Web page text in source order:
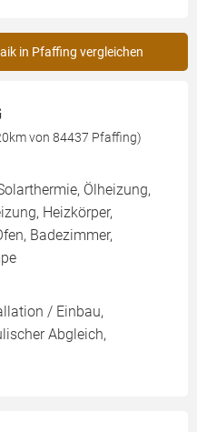
in Pfaffing vergleichen
von 84437 Pfaffing)
Ölheizung,
Heizkörper,
Badezimmer,
/ Einbau,
Abgleich,